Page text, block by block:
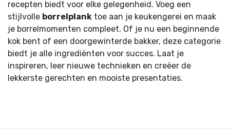
recepten biedt voor elke gelegenheid. Voeg een
stijlvolle borrelplank toe aan je keukengerei en maak
je borrelmomenten compleet. Of je nu een beginnende
kok bent of een doorgewinterde bakker, deze categorie
biedt je alle ingrediënten voor succes. Laat je
inspireren, leer nieuwe technieken en creëer de
lekkerste gerechten en mooiste presentaties.